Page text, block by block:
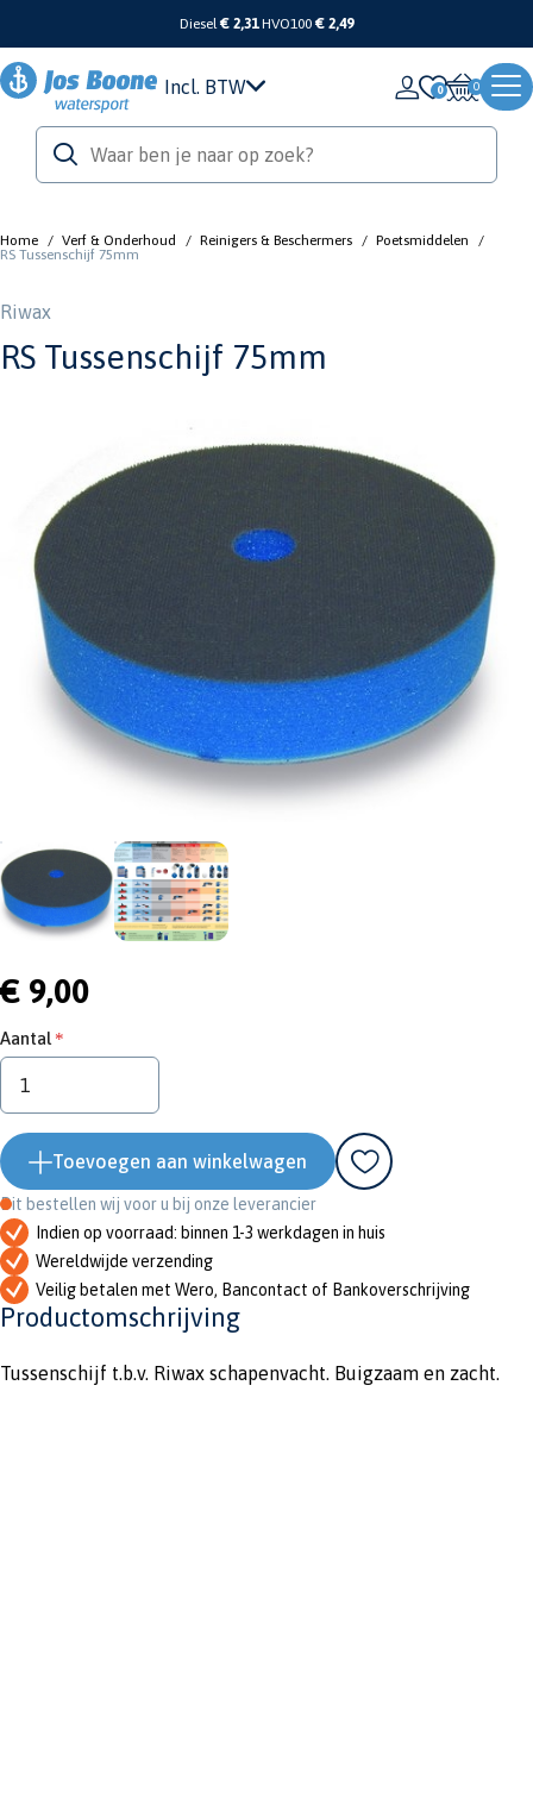
Diesel€ 2,31 HVO100 € 2,49
Incl. BTW 0
Home / Verf & Onderhoud / Reinigers & Beschermers / Poetsmiddelen
/
RS Tussenschijf 75mm
Riwax
RS Tussenschijf 75mm
€ 9,00
Aantal
Toevoegen aan winkelwagen
Dit bestellen wij voor u bij onze leverancier
Indien op voorraad: binnen 1-3 werkdagen in huis
Wereldwijde verzending
Veilig betalen met Wero, Bancontact of Bankoverschrijving
Productomschrijving
Tussenschijf t.b.v. Riwax schapenvacht. Buigzaam en zacht.